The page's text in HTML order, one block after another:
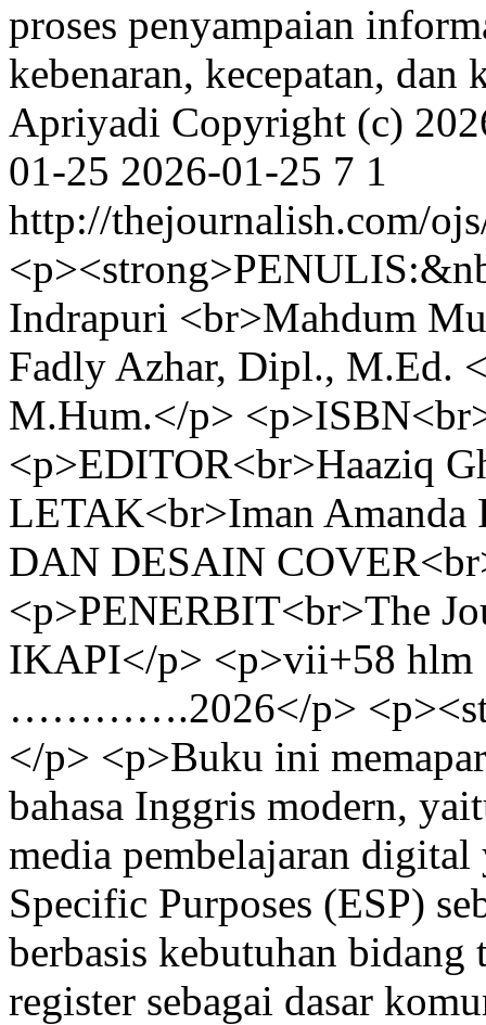
proses penyampaian
kebenaran, kecepatan,
Apriyadi Copyright (c)
01-25 2026-01-25 7 1
http://thejournalish.com/
Indrapuri <br>Mahdum
Fadly Azhar, Dipl., M.Ed.
M.Hum.</p>
<p>EDITOR<br>Haaziq
LETAK<br>Iman Amanda
DAN DESAIN
<p>PENERBIT<br>The
IKAPI</p> <p>vii+58 hlm
………….2026</p>
</p> <p>Buku ini
bahasa Inggris modern,
media pembelajaran
Specific Purposes (ESP)
berbasis kebutuhan bidang
register sebagai dasar